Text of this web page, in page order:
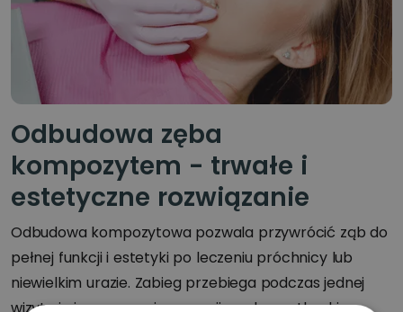
Odbudowa zęba
kompozytem - trwałe i
estetyczne rozwiązanie
Odbudowa kompozytowa pozwala przywrócić ząb do
pełnej funkcji i estetyki po leczeniu próchnicy lub
niewielkim urazie. Zabieg przebiega podczas jednej